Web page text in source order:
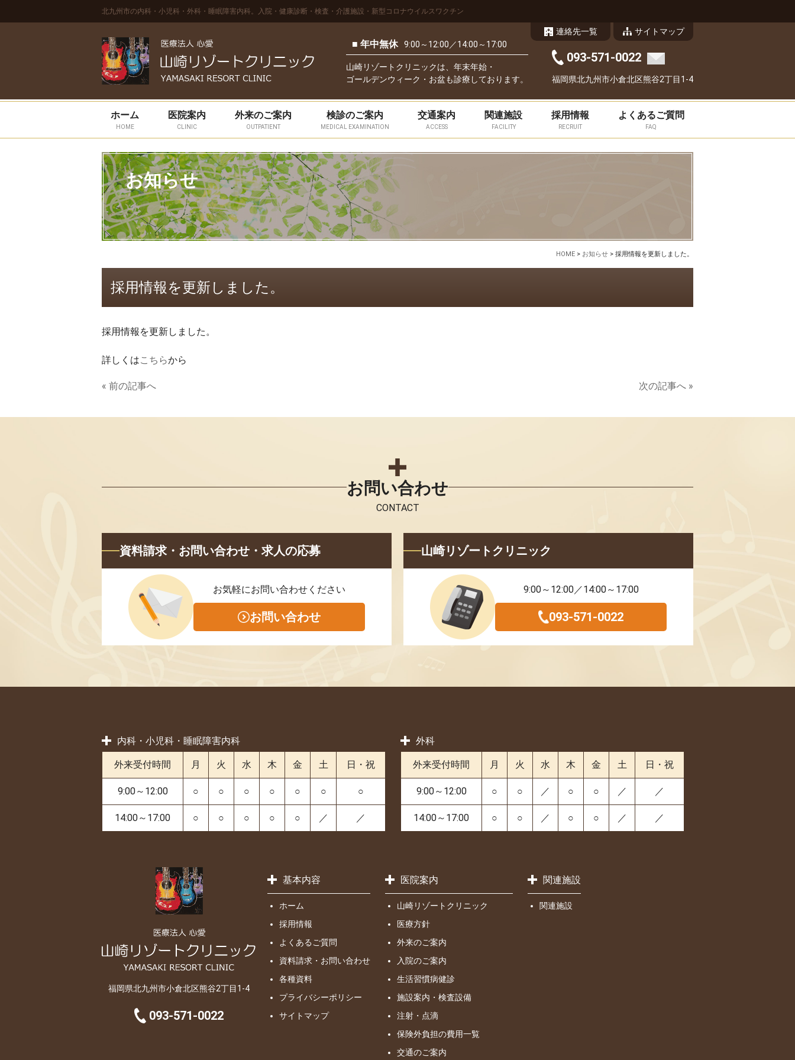
北九州市の内科・小児科・外科・睡眠障害内科。入院・健康診断・検査・介護施設・新型コロナウイルスワクチン
■ 年中無休 9:00～12:00／14:00～17:00
山崎リゾートクリニックは、年末年始・
ゴールデンウィーク・お盆も診療しております。
093-571-0022
福岡県北九州市小倉北区熊谷2丁目1-4
連絡先一覧 サイトマップ
ホーム
HOME
医院案内
CLINIC
外来のご案内
OUTPATIENT
検診のご案内
MEDICAL EXAMINATION
交通案内
ACCESS
関連施設
FACILITY
採用情報
RECRUIT
よくあるご質問
FAQ
お知らせ
HOME > お知らせ > 採用情報を更新しました。
採用情報を更新しました。
採用情報を更新しました。
詳しくはこちらから
« 前の記事へ 次の記事へ »
お問い合わせ
CONTACT
資料請求・お問い合わせ・求人の応募
お気軽にお問い合わせください
お問い合わせ
山崎リゾートクリニック
9:00～12:00／14:00～17:00
093-571-0022
内科・小児科・睡眠障害内科
外来受付時間 月 火 水 木 金 土 日・祝
9:00～12:00 ○ ○ ○ ○ ○ ○ ○
14:00～17:00 ○ ○ ○ ○ ○ ／ ／
外科
外来受付時間 月 火 水 木 金 土 日・祝
9:00～12:00 ○ ○ ／ ○ ○ ／ ／
14:00～17:00 ○ ○ ／ ○ ○ ／ ／
福岡県北九州市小倉北区熊谷2丁目1-4
093-571-0022
基本内容
ホーム
採用情報
よくあるご質問
資料請求・お問い合わせ
各種資料
プライバシーポリシー
サイトマップ
医院案内
山崎リゾートクリニック
医療方針
外来のご案内
入院のご案内
生活習慣病健診
施設案内・検査設備
注射・点滴
保険外負担の費用一覧
交通のご案内
関連施設
関連施設